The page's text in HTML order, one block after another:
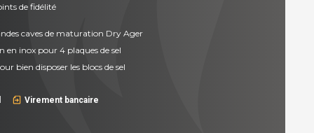
de fidélité
caves de maturation Dry Ager
en inox pour 4 plaques de sel
bien disposer les blocs de sel
Virement bancaire